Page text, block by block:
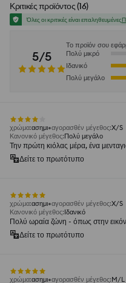
Κριτικές προϊόντος(16)
Όλες οι κριτικές είναι επαληθευμένες
5/5
Το προϊόν σου
Πολύ μικρό
Ιδανικό
Πολύ μεγάλο
χρώμα:ασημι αγορασθέν μέγεθος:X/S
Κανονικό μέγεθος:Πολύ μεγάλο
Την πρώτη κιόλας μέρα, ένα
Δείτε το πρωτότυπο
χρώμα:ασημι αγορασθέν μέγεθος:X/S
Κανονικό μέγεθος:Ιδανικό
Πολύ ωραία ζώνη - όπως στην
Δείτε το πρωτότυπο
χρώμα:ασημι αγορασθέν μέγεθος:M/L